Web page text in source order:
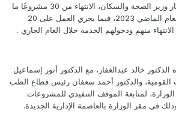
أعلن الدكتور خالد عبدالغفار وزير الصحة والسكان، الانتهاء من 30 مشروعًا ما
بين إنشاء وتطوير، خلال العام الماضي 2023، فيما يجري العمل على 20
خالد عبدالغفار، مع الدكتور أنور إسماعيل
والدكتور أحمد سعفان رئيس قطاع الطب
لمتابعة الموقف التنفيذي للمشروعات
في مقر الوزارة بالعاصمة الإدارية الجديدة.